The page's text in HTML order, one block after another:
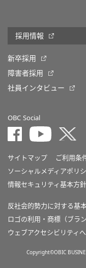
採用情報
新卒採用
障害者採用
社員インタビュー
OBC Social
サイトマップ ご利用条
ソーシャルメディアポリ
情報セキュリティ基本方針
反社会的勢力に対する基
ロゴの利用・商標（ブラ
ウェブアクセシビリティ
Copyright©OBIC